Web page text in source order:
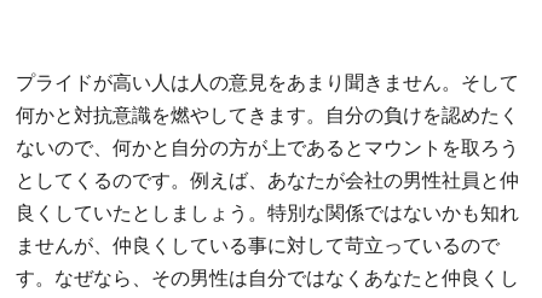
プライドが高い人は人の意見をあまり聞きません。そして
何かと対抗意識を燃やしてきます。自分の負けを認めたく
ないので、何かと自分の方が上であるとマウントを取ろう
としてくるのです。例えば、あなたが会社の男性社員と仲
良くしていたとしましょう。特別な関係ではないかも知れ
ませんが、仲良くしている事に対して苛立っているので
す。なぜなら、その男性は自分ではなくあなたと仲良くし